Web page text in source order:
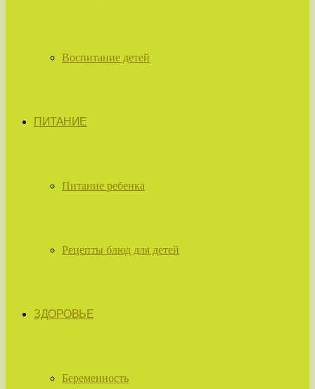
Воспитание детей
ПИТАНИЕ
Питание ребенка
Рецепты блюд для детей
ЗДОРОВЬЕ
Беременность